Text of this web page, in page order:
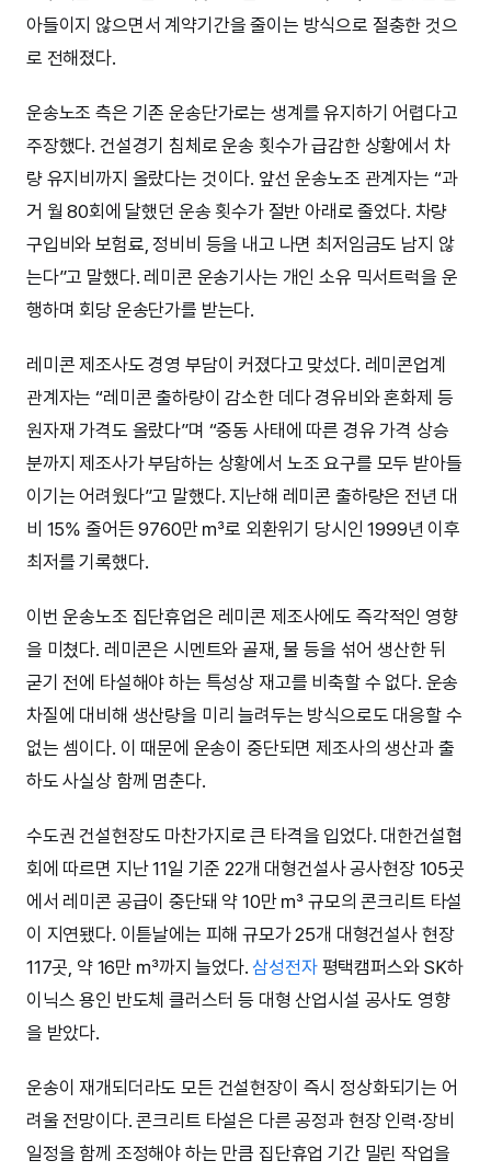
아들이지 않으면서 계약기간을 줄이는 방식으로 절충한 것으
로 전해졌다.
운송노조 측은 기존 운송단가로는 생계를 유지하기 어렵다고
주장했다. 건설경기 침체로 운송 횟수가 급감한 상황에서 차
량 유지비까지 올랐다는 것이다. 앞선 운송노조 관계자는 “과
거 월 80회에 달했던 운송 횟수가 절반 아래로 줄었다. 차량
구입비와 보험료, 정비비 등을 내고 나면 최저임금도 남지 않
는다”고 말했다. 레미콘 운송기사는 개인 소유 믹서트럭을 운
행하며 회당 운송단가를 받는다.
레미콘 제조사도 경영 부담이 커졌다고 맞섰다. 레미콘업계
관계자는 “레미콘 출하량이 감소한 데다 경유비와 혼화제 등
원자재 가격도 올랐다”며 “중동 사태에 따른 경유 가격 상승
분까지 제조사가 부담하는 상황에서 노조 요구를 모두 받아들
이기는 어려웠다”고 말했다. 지난해 레미콘 출하량은 전년 대
비 15% 줄어든 9760만 ㎥로 외환위기 당시인 1999년 이후
최저를 기록했다.
이번 운송노조 집단휴업은 레미콘 제조사에도 즉각적인 영향
을 미쳤다. 레미콘은 시멘트와 골재, 물 등을 섞어 생산한 뒤
굳기 전에 타설해야 하는 특성상 재고를 비축할 수 없다. 운송
차질에 대비해 생산량을 미리 늘려두는 방식으로도 대응할 수
없는 셈이다. 이 때문에 운송이 중단되면 제조사의 생산과 출
하도 사실상 함께 멈춘다.
수도권 건설현장도 마찬가지로 큰 타격을 입었다. 대한건설협
회에 따르면 지난 11일 기준 22개 대형건설사 공사현장 105곳
에서 레미콘 공급이 중단돼 약 10만 ㎥ 규모의 콘크리트 타설
이 지연됐다. 이튿날에는 피해 규모가 25개 대형건설사 현장
117곳, 약 16만 ㎥까지 늘었다.삼성전자평택캠퍼스와 SK하
이닉스 용인 반도체 클러스터 등 대형 산업시설 공사도 영향
을 받았다.
운송이 재개되더라도 모든 건설현장이 즉시 정상화되기는 어
려울 전망이다. 콘크리트 타설은 다른 공정과 현장 인력·장비
일정을 함께 조정해야 하는 만큼 집단휴업 기간 밀린 작업을